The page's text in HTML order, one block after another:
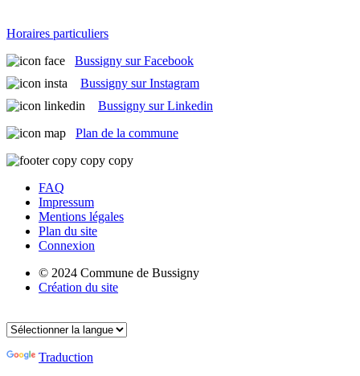
Horaires particuliers
Bussigny sur Facebook
Bussigny sur Instagram
Bussigny sur Linkedin
Plan de la commune
FAQ
Impressum
Mentions légales
Plan du site
Connexion
© 2024 Commune de Bussigny
Création du site
Traduction